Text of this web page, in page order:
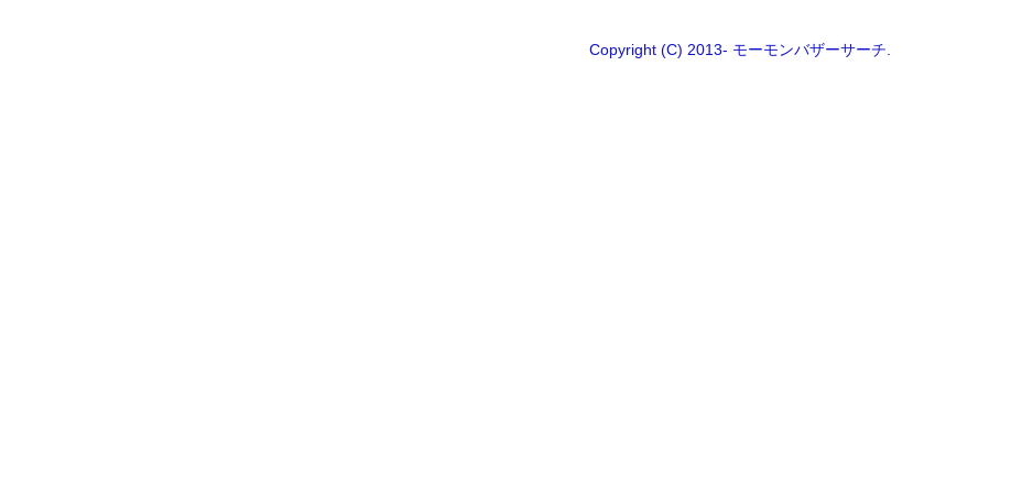
Copyright (C) 2013- モーモンバザーサーチ.